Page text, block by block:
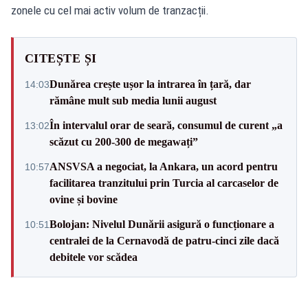
zonele cu cel mai activ volum de tranzacții.
CITEȘTE ȘI
14:03Dunărea crește ușor la intrarea în țară, dar
rămâne mult sub media lunii august
13:02În intervalul orar de seară, consumul de curent „a
scăzut cu 200-300 de megawați”
10:57ANSVSA a negociat, la Ankara, un acord pentru
facilitarea tranzitului prin Turcia al carcaselor de
ovine și bovine
10:51Bolojan: Nivelul Dunării asigură o funcționare a
centralei de la Cernavodă de patru-cinci zile dacă
debitele vor scădea